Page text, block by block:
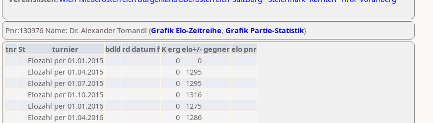
Pnr:130976 Name: Dr. Alexander Tomandl (Grafik Elo-Zeitreihe, Grafik Partie-Statistik)
tnrSt turnier bdld rd datumf Kerg elo+/-gegnerelo pnr
Elozahl per 01.01.2015
0
0
Elozahl per 01.04.2015
0
1295
Elozahl per 01.07.2015
0
1295
Elozahl per 01.10.2015
0
1316
Elozahl per 01.01.2016
0
1275
Elozahl per 01.04.2016
0
1286